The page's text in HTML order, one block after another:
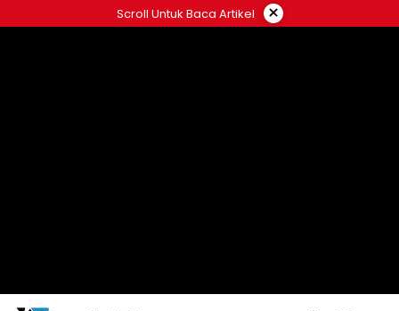
ke
Scroll Untuk Baca Artikel ×